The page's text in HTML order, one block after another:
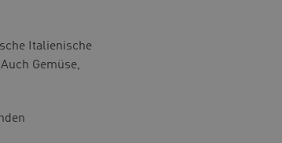
Italienische
Gemüse,